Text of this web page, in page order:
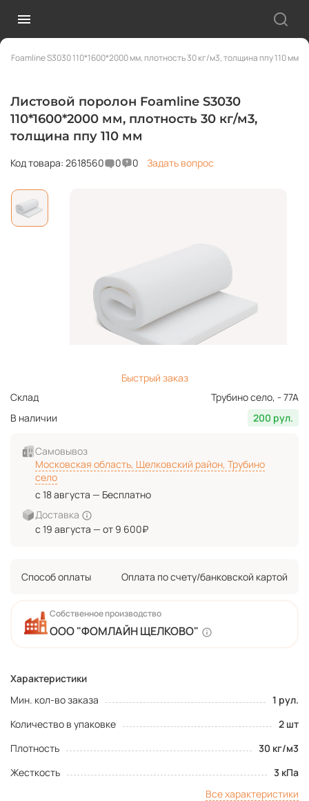
Foamline S3030 110*1600*2000 мм, плотность 30 кг/м3, толщина ппу 110 мм
Листовой поролон Foamline S3030
110*1600*2000 мм, плотность 30 кг/м3,
толщина ппу 110 мм
Код товара: 2618560 0 0 Задать вопрос
Характеристики
Мин. кол-во заказа
1 рул.
Количество в упаковке
2 шт
Плотность
30 кг/м3
Жесткость
3 кПа
Все характеристики
Собственное производство
ООО "ФОМЛАЙН ЩЕЛКОВО"
Быстрый заказ
Склад
Трубино село, - 77А
В наличии
200 рул.
Самовывоз
Московская область, Щелковский район, Трубино
село
с 18 августа — Бесплатно
Доставка
с 19 августа — от 9 600₽
Способ оплаты Оплата по счету/банковской картой